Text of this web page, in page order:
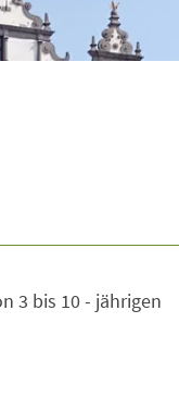
3 bis 10 - jährigen